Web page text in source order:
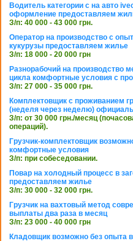
Водитель категории с на авто
оформление предоставляем
З/п: 40 000 - 43 000 грн.
Оператор на производство с
кукурузы предоставляем жилье
З/п: 18 000 - 20 000 грн
Разнорабочий на производство
цикла комфортные условия с
З/п: 27 000 - 35 000 грн.
Комплектовщик с проживанием
(неделя через неделю)
З/п: от 30 000 грн./месяц
операций).
Грузчик-комплектовщик
комфортные условия
З/п: при собеседовании.
Повар на холодный процесс в
предоставляем жилье
З/п: 30 000 - 32 000 грн.
Грузчик на вахтовый метод
выплаты два раза в месяц
З/п: 23 000 - 40 000 грн
Кладовщик возможно без опыта